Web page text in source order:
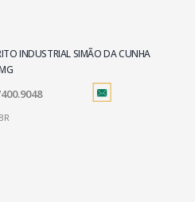
INDUSTRIAL SIMÃO DA CUNHA